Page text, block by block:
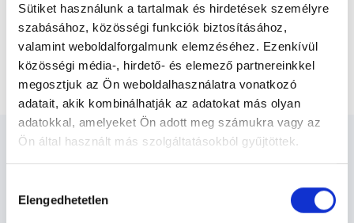
Sütiket használunk a tartalmak és hirdetések személyre
szabásához, közösségi funkciók biztosításához,
valamint weboldalforgalmunk elemzéséhez. Ezenkívül
közösségi média-, hirdető- és elemező partnereinkkel
megosztjuk az Ön weboldalhasználatra vonatkozó
adatait, akik kombinálhatják az adatokat más olyan
adatokkal, amelyeket Ön adott meg számukra vagy az
Ön által használt más szolgáltatásokból gyűjtöttek.
szabályzat:https://foglaljorvost.hu/info/foglaljorvost-
kiválasztása
Elengedhetetlen
Ultrahangos szakorvos
Hasi verőerek ultrahang vizsgálata
Ultrahangos szakorvos -